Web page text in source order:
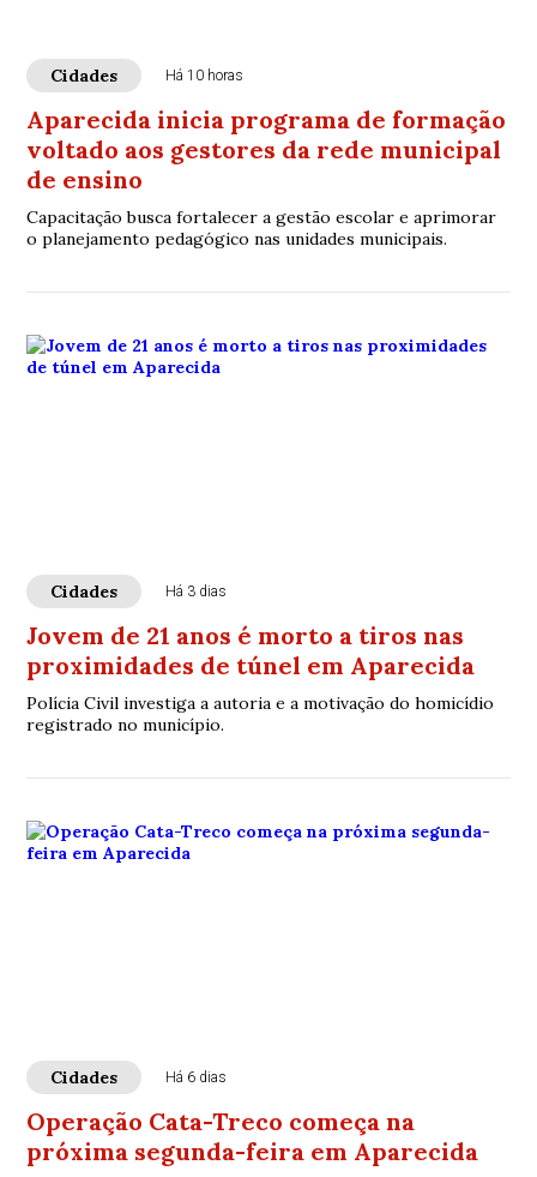
Cidades Há 10 horas
Aparecida inicia programa de formação
voltado aos gestores da rede municipal
de ensino
Capacitação busca fortalecer a gestão escolar e aprimorar
o planejamento pedagógico nas unidades municipais.
Cidades Há 3 dias
Jovem de 21 anos é morto a tiros nas
proximidades de túnel em Aparecida
Polícia Civil investiga a autoria e a motivação do homicídio
registrado no município.
Cidades Há 6 dias
Operação Cata-Treco começa na
próxima segunda-feira em Aparecida